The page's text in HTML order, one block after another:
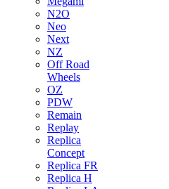
N2O
Neo
Next
NZ
Off Road
Wheels
OZ
PDW
Remain
Replay
Replica
Concept
Replica FR
Replica H